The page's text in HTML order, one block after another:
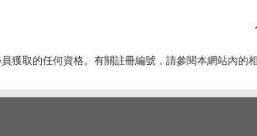
Pages
獲取的任何資格。有關註冊編號，請參閱本網站內的相